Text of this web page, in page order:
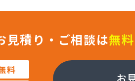
ガス総合センター
すぽーと真岡SS
見積り・ご相談は無料
料